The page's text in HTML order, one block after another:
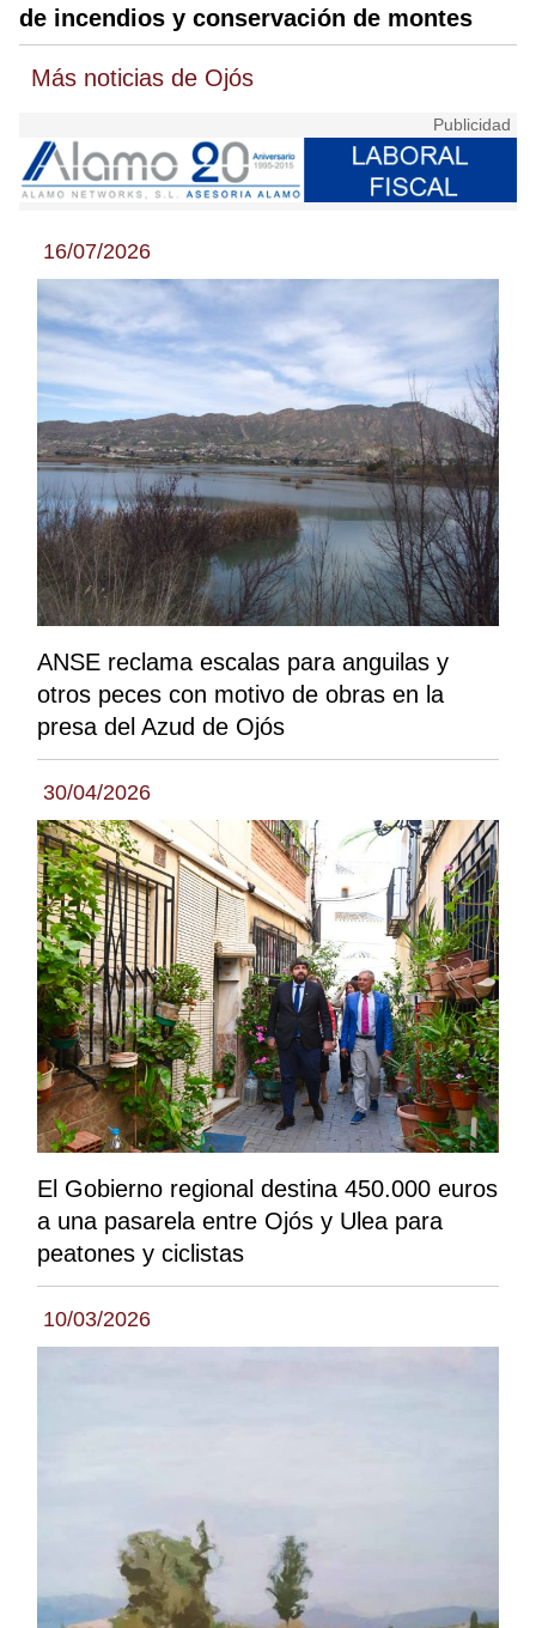
de incendios y conservación de montes
Más noticias de Ojós
16/07/2026
ANSE reclama escalas para anguilas y
otros peces con motivo de obras en la
presa del Azud de Ojós
30/04/2026
El Gobierno regional destina 450.000 euros
a una pasarela entre Ojós y Ulea para
peatones y ciclistas
10/03/2026